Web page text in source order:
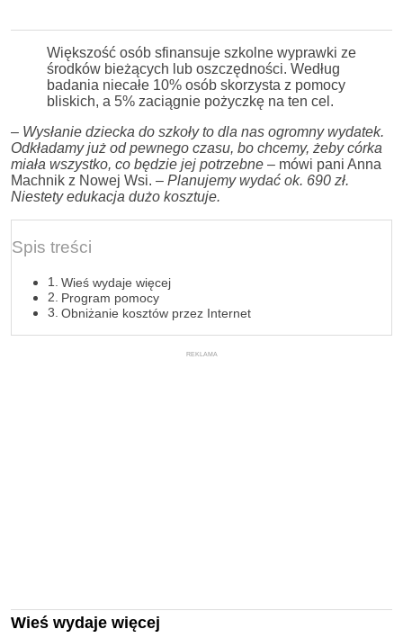
Większość osób sfinansuje szkolne wyprawki ze
środków bieżących lub oszczędności. Według
badania niecałe 10% osób skorzysta z pomocy
bliskich, a 5% zaciągnie pożyczkę na ten cel.
– Wysłanie dziecka do szkoły to dla nas ogromny wydatek.
Odkładamy już od pewnego czasu, bo chcemy, żeby córka
miała wszystko, co będzie jej potrzebne – mówi pani Anna
Machnik z Nowej Wsi. – Planujemy wydać ok. 690 zł.
Niestety edukacja dużo kosztuje.
Spis treści
Wieś wydaje więcej
Program pomocy
Obniżanie kosztów przez Internet
REKLAMA
Wieś wydaje więcej